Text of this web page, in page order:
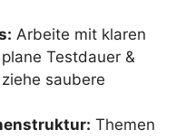
Arbeite mit klaren
Testdauer &
saubere
Themen